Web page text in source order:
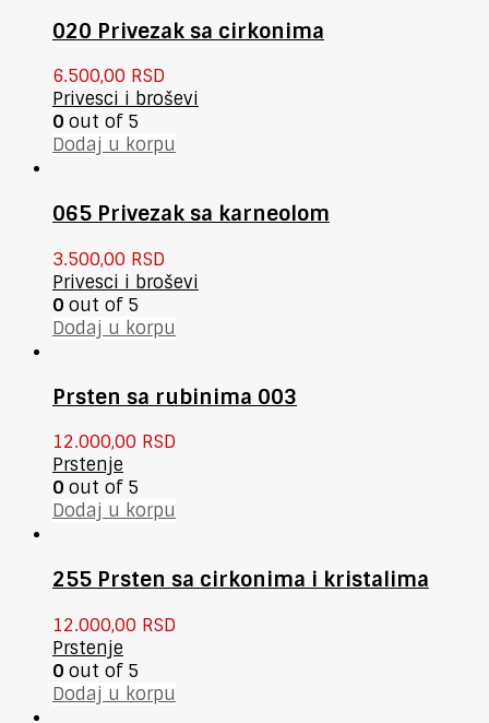
020 Privezak sa cirkonima
6.500,00 RSD
Privesci i broševi
0 out of 5
Dodaj u korpu
065 Privezak sa karneolom
3.500,00 RSD
Privesci i broševi
0 out of 5
Dodaj u korpu
Prsten sa rubinima 003
12.000,00 RSD
Prstenje
0 out of 5
Dodaj u korpu
255 Prsten sa cirkonima i kristalima
12.000,00 RSD
Prstenje
0 out of 5
Dodaj u korpu